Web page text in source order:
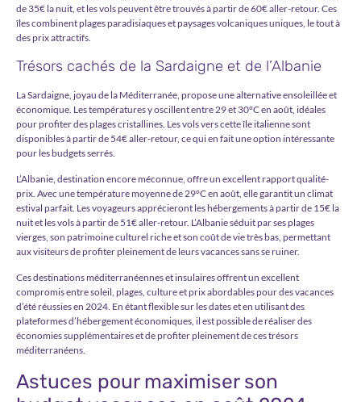
de 35€ la nuit, et les vols peuvent être trouvés à partir de 60€ aller-retour. Ces
îles combinent plages paradisiaques et paysages volcaniques uniques, le tout à
des prix attractifs.
Trésors cachés de la Sardaigne et de l’Albanie
La Sardaigne, joyau de la Méditerranée, propose une alternative ensoleillée et
économique. Les températures y oscillent entre 29 et 30°C en août, idéales
pour profiter des plages cristallines. Les vols vers cette île italienne sont
disponibles à partir de 54€ aller-retour, ce qui en fait une option intéressante
pour les budgets serrés.
L’Albanie, destination encore méconnue, offre un excellent rapport qualité-
prix. Avec une température moyenne de 29°C en août, elle garantit un climat
estival parfait. Les voyageurs apprécieront les hébergements à partir de 15€ la
nuit et les vols à partir de 51€ aller-retour. L’Albanie séduit par ses plages
vierges, son patrimoine culturel riche et son coût de vie très bas, permettant
aux visiteurs de profiter pleinement de leurs vacances sans se ruiner.
Ces destinations méditerranéennes et insulaires offrent un excellent
compromis entre soleil, plages, culture et prix abordables pour des vacances
d’été réussies en 2024. En étant flexible sur les dates et en utilisant des
plateformes d’hébergement économiques, il est possible de réaliser des
économies supplémentaires et de profiter pleinement de ces trésors
méditerranéens.
Astuces pour maximiser son